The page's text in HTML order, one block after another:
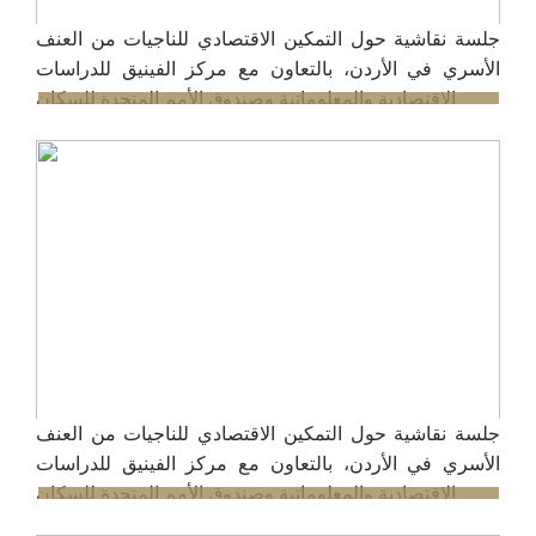
جلسة نقاشية حول التمكين الاقتصادي للناجيات من العنف
الأسري في الأردن، بالتعاون مع مركز الفينيق للدراسات
الاقتصادية والمعلوماتية وصندوق الأمم المتحدة للسكان
جلسة نقاشية حول التمكين الاقتصادي للناجيات من العنف
الأسري في الأردن، بالتعاون مع مركز الفينيق للدراسات
الاقتصادية والمعلوماتية وصندوق الأمم المتحدة للسكان